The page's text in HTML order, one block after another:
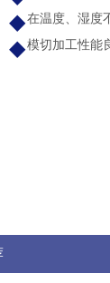
在温度、湿度
模切加工性能